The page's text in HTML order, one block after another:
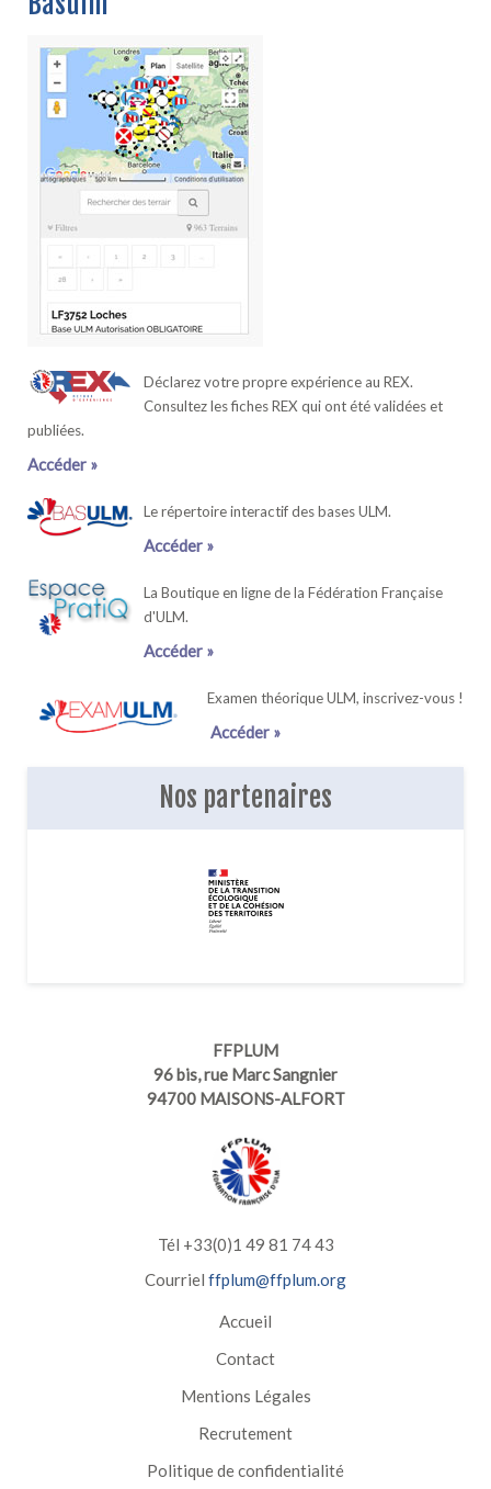
Déclarez votre propre expérience au REX.
Consultez les fiches REX qui ont été validées et
publiées.
Accéder »
Le répertoire interactif des bases ULM.
Accéder »
La Boutique en ligne de la Fédération Française
d'ULM.
Accéder »
Examen théorique ULM, inscrivez-vous !
Accéder »
Nos partenaires
FFPLUM
96 bis, rue Marc Sangnier
94700 MAISONS-ALFORT
Tél +33(0)1 49 81 74 43
Courriel ffplum@ffplum.org
Accueil
Contact
Mentions Légales
Recrutement
Politique de confidentialité